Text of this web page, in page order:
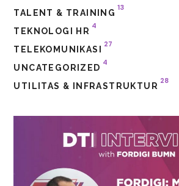
TALENT & TRAINING
13
TEKNOLOGI HR
4
TELEKOMUNIKASI
27
UNCATEGORIZED
4
UTILITAS & INFRASTRUKTUR
28